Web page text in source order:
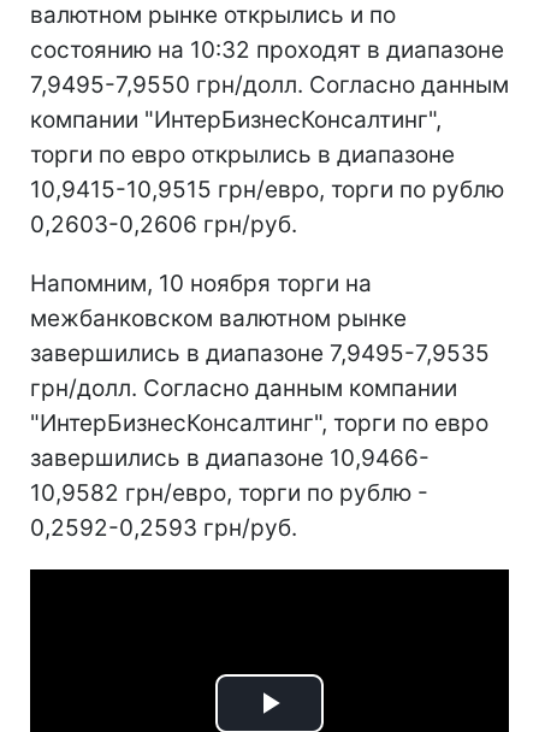
валютном рынке открылись и по
состоянию на 10:32 проходят в диапазоне
7,9495-7,9550 грн/долл. Согласно данным
компании "ИнтерБизнесКонсалтинг",
торги по евро открылись в диапазоне
10,9415-10,9515 грн/евро, торги по рублю
0,2603-0,2606 грн/руб.
Напомним, 10 ноября торги на
межбанковском валютном рынке
завершились в диапазоне 7,9495-7,9535
грн/долл. Согласно данным компании
"ИнтерБизнесКонсалтинг", торги по евро
завершились в диапазоне 10,9466-
10,9582 грн/евро, торги по рублю -
0,2592-0,2593 грн/руб.